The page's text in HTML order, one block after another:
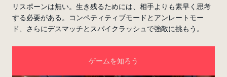
リスポーンは無い。生き残るためには、相手よりも素早く思考
する必要がある。コンペティティブモードとアンレートモー
ド、さらにデスマッチとスパイクラッシュで強敵に挑もう。
ゲームを知ろう